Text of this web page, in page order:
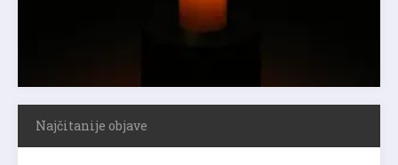
Najčitanije objave